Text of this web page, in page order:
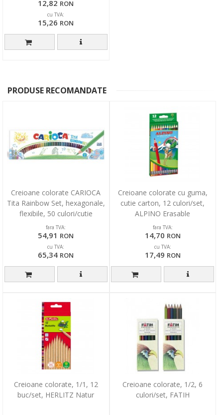
12,82 RON
cu TVA:
15,26 RON
PRODUSE RECOMANDATE
Creioane colorate CARIOCA
Tita Rainbow Set, hexagonale,
flexibile, 50 culori/cutie
fara TVA:
54,91 RON
cu TVA:
65,34 RON
Creioane colorate cu guma,
cutie carton, 12 culori/set,
ALPINO Erasable
fara TVA:
14,70 RON
cu TVA:
17,49 RON
Creioane colorate, 1/1, 12
buc/set, HERLITZ Natur
Creioane colorate, 1/2, 6
culori/set, FATIH